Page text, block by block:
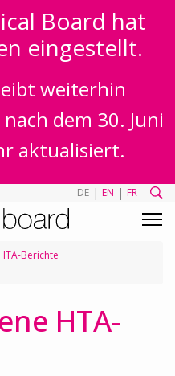
Board hat
eingestellt.
weiterhin
dem 30. Juni
aktualisiert.
DE | EN | FR
Berichte
HTA-